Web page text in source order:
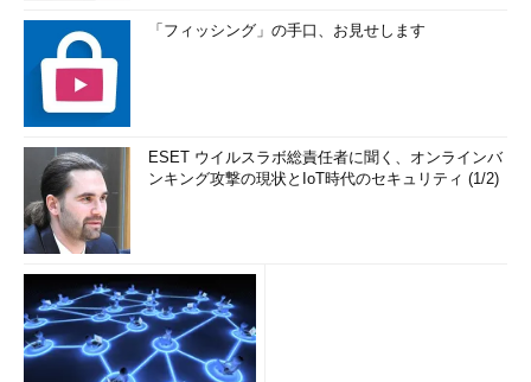
「フィッシング」の手口、お見せします
ESET ウイルスラボ総責任者に聞く、オンラインバ
ンキング攻撃の現状とIoT時代のセキュリティ (1/2)